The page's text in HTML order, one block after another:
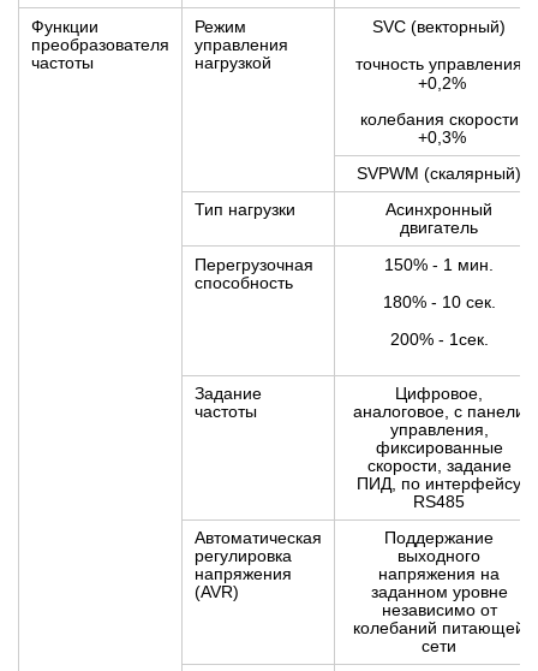
Функции
преобразователя
частоты
Режим
управления
нагрузкой
SVC (векторный)
точность управления
+0,2%
колебания скорости
+0,3%
SVPWM (скалярный)
Тип нагрузки
Асинхронный
двигатель
Перегрузочная
способность
150% - 1 мин.
180% - 10 сек.
200% - 1сек.
Задание
частоты
Цифровое,
аналоговое, с панели
управления,
фиксированные
скорости, задание
ПИД, по интерфейсу
RS485
Автоматическая
регулировка
напряжения
(AVR)
Поддержание
выходного
напряжения на
заданном уровне
независимо от
колебаний питающей
сети